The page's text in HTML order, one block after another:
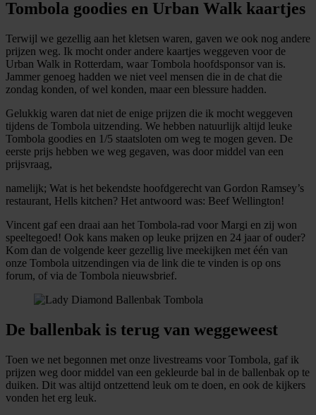
verzameld op basis van uw gebruik van hun services.
Tombola goodies en Urban Walk kaartjes
Terwijl we gezellig aan het kletsen waren, gaven we ook nog andere
prijzen weg. Ik mocht onder andere kaartjes weggeven voor de
Urban Walk in Rotterdam, waar Tombola hoofdsponsor van is.
Jammer genoeg hadden we niet veel mensen die in de chat die
zondag konden, of wel konden, maar een blessure hadden.
Gelukkig waren dat niet de enige prijzen die ik mocht weggeven
tijdens de Tombola uitzending. We hebben natuurlijk altijd leuke
Tombola goodies en 1/5 staatsloten om weg te mogen geven. De
eerste prijs hebben we weg gegaven, was door middel van een
prijsvraag,
namelijk; Wat is het bekendste hoofdgerecht van Gordon Ramsey’s
restaurant, Hells kitchen? Het antwoord was: Beef Wellington!
Vincent gaf een draai aan het Tombola-rad voor Margi en zij won
speeltegoed! Ook kans maken op leuke prijzen en 24 jaar of ouder?
Kom dan de volgende keer gezellig live meekijken met één van
onze Tombola uitzendingen via de link die te vinden is op ons
forum, of via de Tombola nieuwsbrief.
De ballenbak is terug van weggeweest
Toen we net begonnen met onze livestreams voor Tombola, gaf ik
prijzen weg door middel van een gekleurde bal in de ballenbak op te
duiken. Dit was altijd ontzettend leuk om te doen, en ook de kijkers
vonden het erg leuk.